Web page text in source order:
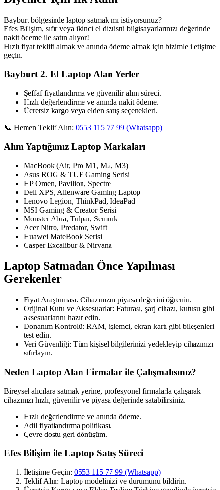
Bayburt bölgesinde laptop satmak mı istiyorsunuz?
Efes Bilişim, sıfır veya ikinci el dizüstü bilgisayarlarınızı değerinde
nakit ödeme ile satın alıyor!
Hızlı fiyat teklifi almak ve anında ödeme almak için bizimle iletişime
geçin.
Bayburt 2. El Laptop Alan Yerler
Şeffaf fiyatlandırma ve güvenilir alım süreci.
Hızlı değerlendirme ve anında nakit ödeme.
Ücretsiz kargo veya elden satış seçenekleri.
📞 Hemen Teklif Alın: 0553 115 77 99 (Whatsapp)
Alım Yaptığımız Laptop Markaları
MacBook (Air, Pro M1, M2, M3)
Asus ROG & TUF Gaming Serisi
HP Omen, Pavilion, Spectre
Dell XPS, Alienware Gaming Laptop
Lenovo Legion, ThinkPad, IdeaPad
MSI Gaming & Creator Serisi
Monster Abra, Tulpar, Semruk
Acer Nitro, Predator, Swift
Huawei MateBook Serisi
Casper Excalibur & Nirvana
Laptop Satmadan Önce Yapılması
Gerekenler
Fiyat Araştırması: Cihazınızın piyasa değerini öğrenin.
Orijinal Kutu ve Aksesuarlar: Faturası, şarj cihazı, kutusu gibi
aksesuarlarını hazır edin.
Donanım Kontrolü: RAM, işlemci, ekran kartı gibi bileşenleri
test edin.
Veri Güvenliği: Tüm kişisel bilgilerinizi yedekleyip cihazınızı
sıfırlayın.
Neden Laptop Alan Firmalar ile Çalışmalısınız?
Bireysel alıcılara satmak yerine, profesyonel firmalarla çalışarak
cihazınızı hızlı, güvenilir ve piyasa değerinde satabilirsiniz.
Hızlı değerlendirme ve anında ödeme.
Adil fiyatlandırma politikası.
Çevre dostu geri dönüşüm.
Efes Bilişim ile Laptop Satış Süreci
İletişime Geçin: 0553 115 77 99 (Whatsapp)
Teklif Alın: Laptop modelinizi ve durumunu bildirin.